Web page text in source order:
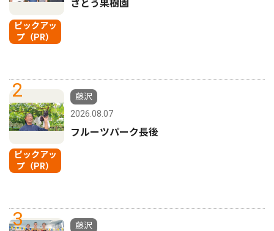
ピックアッ
プ（PR）
さとう果樹園
2
ピックアッ
プ（PR）
藤沢
2026.08.07
フルーツパーク長後
3
藤沢